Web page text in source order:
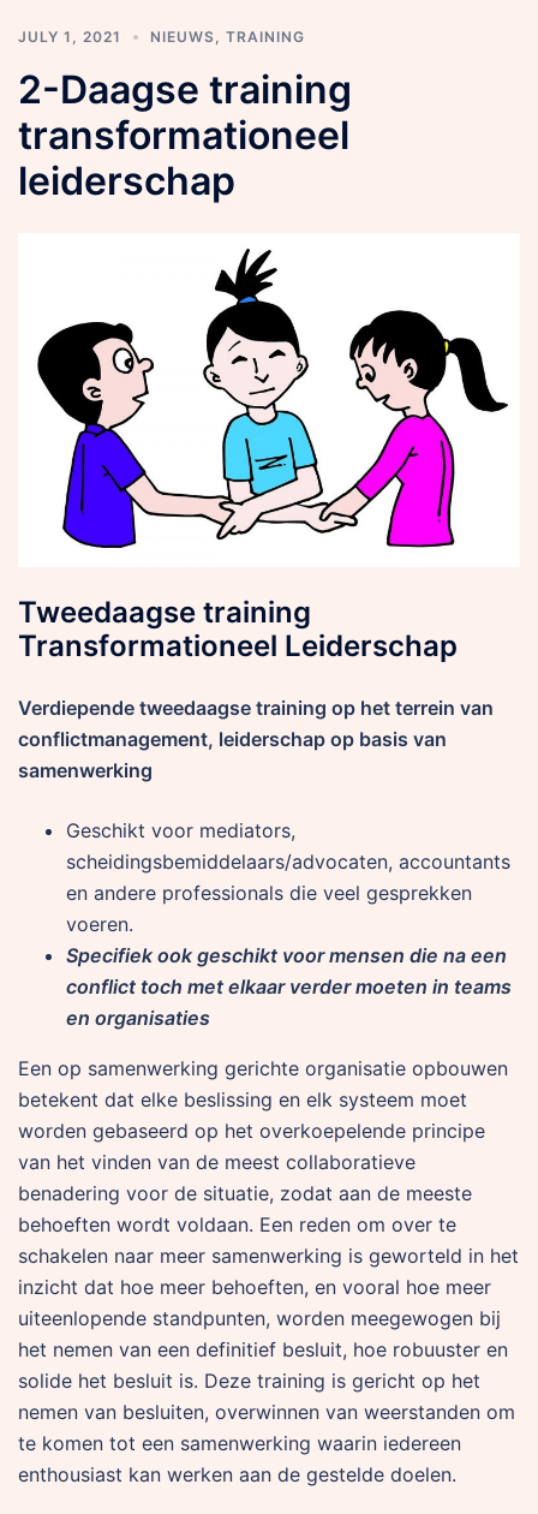
JULY 1, 2021 NIEUWS TRAINING
2-Daagse training
transformationeel
leiderschap
Tweedaagse training
Transformationeel Leiderschap
Verdiepende tweedaagse training op het terrein van
conflictmanagement, leiderschap op basis van
samenwerking
Geschikt voor mediators,
scheidingsbemiddelaars/advocaten, accountants
en andere professionals die veel gesprekken
voeren.
Specifiek ook geschikt voor mensen die na een
conflict toch met elkaar verder moeten in teams
en organisaties
Een op samenwerking gerichte organisatie opbouwen
betekent dat elke beslissing en elk systeem moet
worden gebaseerd op het overkoepelende principe
van het vinden van de meest collaboratieve
benadering voor de situatie, zodat aan de meeste
behoeften wordt voldaan. Een reden om over te
schakelen naar meer samenwerking is geworteld in het
inzicht dat hoe meer behoeften, en vooral hoe meer
uiteenlopende standpunten, worden meegewogen bij
het nemen van een definitief besluit, hoe robuuster en
solide het besluit is. Deze training is gericht op het
nemen van besluiten, overwinnen van weerstanden om
te komen tot een samenwerking waarin iedereen
enthousiast kan werken aan de gestelde doelen.